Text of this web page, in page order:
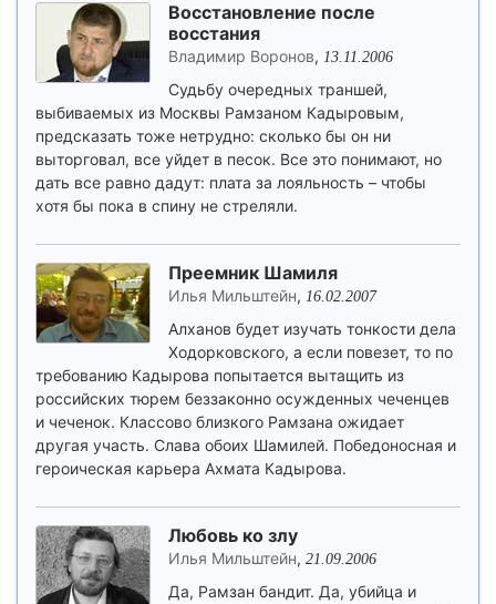
Восстановление после
восстания
Владимир Воронов, 13.11.2006
Судьбу очередных траншей,
выбиваемых из Москвы Рамзаном Кадыровым,
предсказать тоже нетрудно: сколько бы он ни
выторговал, все уйдет в песок. Все это понимают, но
дать все равно дадут: плата за лояльность – чтобы
хотя бы пока в спину не стреляли.
Преемник Шамиля
Илья Мильштейн, 16.02.2007
Алханов будет изучать тонкости дела
Ходорковского, а если повезет, то по
требованию Кадырова попытается вытащить из
российских тюрем беззаконно осужденных чеченцев
и чеченок. Классово близкого Рамзана ожидает
другая участь. Слава обоих Шамилей. Победоносная и
героическая карьера Ахмата Кадырова.
Любовь ко злу
Илья Мильштейн, 21.09.2006
Да, Рамзан бандит. Да, убийца и